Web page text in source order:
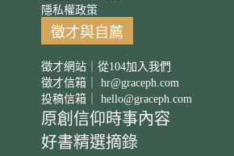
隱私權政策
徵才與自薦
徵才網站｜從104加入我們
徵才信箱｜ hr@graceph.com
投稿信箱｜ hello@graceph.com
原創信仰時事內容
好書精選摘錄